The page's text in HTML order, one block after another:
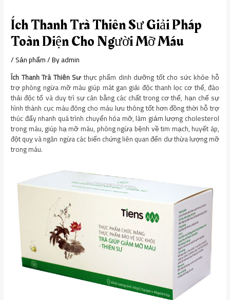
Ích Thanh Trà Thiên Sư Giải Pháp
Toàn Diện Cho Người Mỡ Máu
/Sản phẩm/ Byadmin
Ích Thanh Trà Thiên Sưthực phẩm dinh dưỡng tốt cho sức khỏe hỗ
trợ phòng ngừa mỡ máu giúp mát gan giải độc thanh lọc cơ thể, đào
thải độc tố và duy trì sự cân bằng các chất trong cơ thể, hạn chế sự
hình thành cục máu đông cho máu lưu thông tốt hơn đồng thời hỗ trợ
thúc đẩy nhanh quá trình chuyển hóa mỡ, làm giảm lượng cholesterol
trong máu, giúp hạ mỡ máu, phòng ngừa bệnh về tim mạch, huyết áp,
đột quỵ và ngăn ngừa các biến chứng liên quan đến dư thừa lượng mỡ
trong máu.